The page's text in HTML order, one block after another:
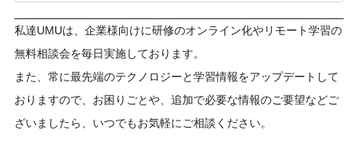
私達UMUは、企業様向けに研修のオンライン化やリモート学習の
無料相談会を毎日実施しております。
また、常に最先端のテクノロジーと学習情報をアップデートして
おりますので、お困りごとや、追加で必要な情報のご要望などご
ざいましたら、いつでもお気軽にご相談ください。